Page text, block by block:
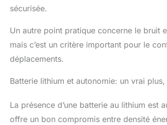
sécurisée.
Un autre point pratique concerne le bruit
mais c’est un critère important pour le
déplacements.
Batterie lithium et autonomie: un vrai
La présence d’une batterie au lithium est
offre un bon compromis entre densité